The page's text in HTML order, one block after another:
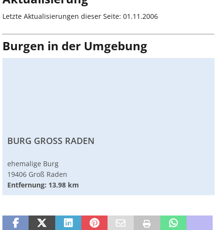
Letzte Aktualisierungen dieser Seite: 01.11.2006
Burgen in der Umgebung
BURG GROSS RADEN
ehemalige Burg
19406 Groß Raden
Entfernung: 13.98 km